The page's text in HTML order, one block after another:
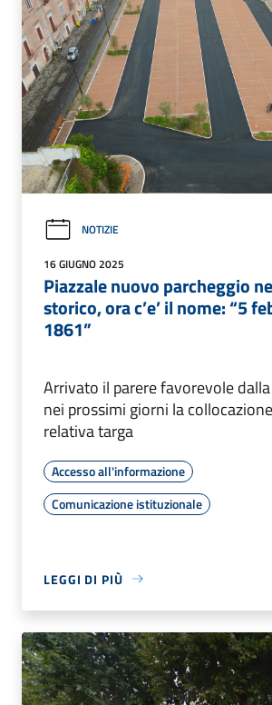
NOTIZIE
16 GIUGNO 2025
Piazzale nuovo parcheggio
storico, ora c’e’ il nome: “5
1861”
Arrivato il parere favorevole
nei prossimi giorni la
relativa targa
Accesso all'informazione
Comunicazione istituzionale
LEGGI DI PIÙ